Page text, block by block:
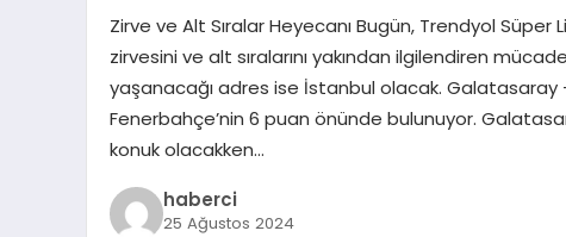
Zirve ve Alt Sıralar Heyecanı Bugün, Trendyol
zirvesini ve alt sıralarını yakından ilgilendiren
yaşanacağı adres ise İstanbul olacak. Galatasaray
Fenerbahçe’nin 6 puan önünde bulunuyor.
konuk olacakken…
haberci
25 Ağustos 2024